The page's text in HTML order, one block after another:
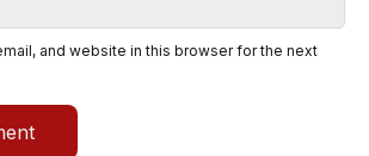
and website in this browser for the next